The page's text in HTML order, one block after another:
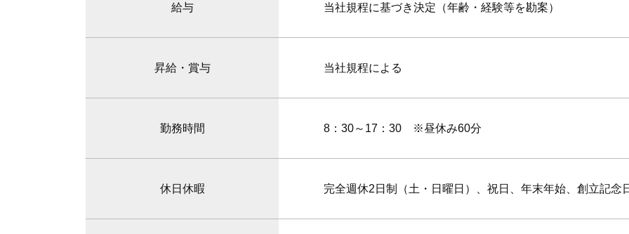
給与 当社規程に基づき決定（年齢・経験等を勘案）
昇給・賞与 当社規程による
勤務時間 8：30～17：30 ※昼休み60分
休日休暇 完全週休2日制（土・日曜日）、祝日、年末年始、創立記念